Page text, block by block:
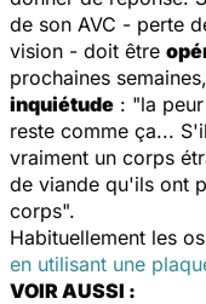
de son AVC - perte
vision - doit être
prochaines
inquiétude : "la
reste comme ça...
vraiment un corps
de viande qu'ils ont
corps".
Habituellement les
en utilisant une
VOIR AUSSI :